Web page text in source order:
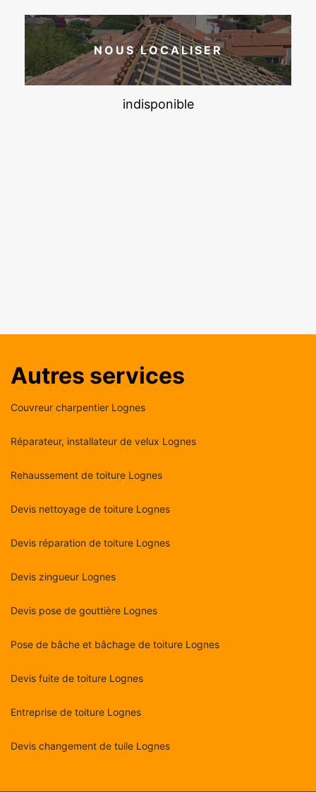
NOUS LOCALISER
indisponible
Autres services
Couvreur charpentier Lognes
Réparateur, installateur de velux Lognes
Rehaussement de toiture Lognes
Devis nettoyage de toiture Lognes
Devis réparation de toiture Lognes
Devis zingueur Lognes
Devis pose de gouttière Lognes
Pose de bâche et bâchage de toiture Lognes
Devis fuite de toiture Lognes
Entreprise de toiture Lognes
Devis changement de tuile Lognes